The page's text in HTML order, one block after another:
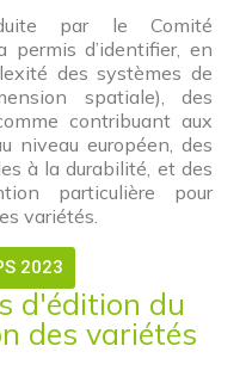
par le Comité
permis d’identifier, en
des systèmes de
spatiale), des
contribuant aux
niveau européen, des
à la durabilité, et des
particulière pour
variétés.
2023
d'édition du
des variétés